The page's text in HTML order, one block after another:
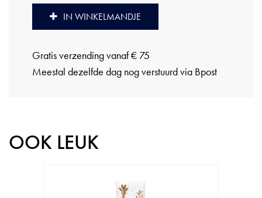
IN WINKELMANDJE
Gratis verzending vanaf € 75
Meestal dezelfde dag nog verstuurd via Bpost
OOK LEUK